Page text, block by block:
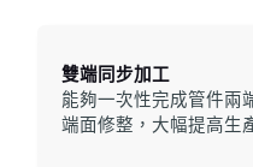
雙端同步加工
能夠一次性完成管件兩
端面修整，大幅提高生